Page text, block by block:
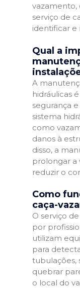
serviço de
identificar e
Qual a
A
hidráulicas
segurança
sistema
como
danos à
disso, a
prolongar a
reduzir o
Como
caça-
O serviço
por
utilizam
para
tubulações,
quebrar
o local do